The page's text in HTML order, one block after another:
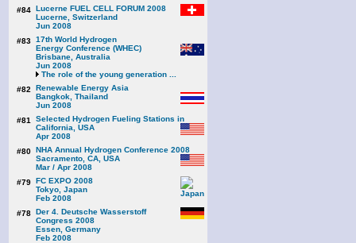
#84 Lucerne FUEL CELL FORUM 2008
Lucerne, Switzerland
Jun 2008
#83 17th World Hydrogen
Energy Conference (WHEC)
Brisbane, Australia
Jun 2008
The role of the young generation ...
#82
Renewable Energy Asia
Bangkok, Thailand
Jun 2008
#81
Selected Hydrogen Fueling Stations in
California, USA
Apr 2008
#80 NHA Annual Hydrogen Conference 2008
Sacramento, CA, USA
Mar / Apr 2008
#79 FC EXPO 2008
Tokyo, Japan
Feb 2008
#78 Der 4. Deutsche Wasserstoff
Congress 2008
Essen, Germany
Feb 2008